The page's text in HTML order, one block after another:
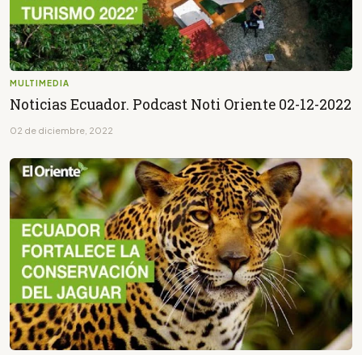
MULTIMEDIA
Noticias Ecuador. Podcast Noti Oriente 02-12-2022
02 de diciembre, 2022